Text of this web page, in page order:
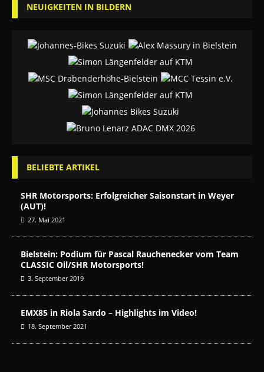
NEUIGKEITEN IN BILDERN
BELIEBTE ARTIKEL
SHR Motorsports: Erfolgreicher Saisonstart in Weyer
(AUT)!
27. Mai 2021
Bielstein: Podium für Pascal Rauchenecker vom Team
CLASSIC Oil/SHR Motorsports!
3. September 2019
EMX85 in Riola Sardo – Highlights im Video!
18. September 2021